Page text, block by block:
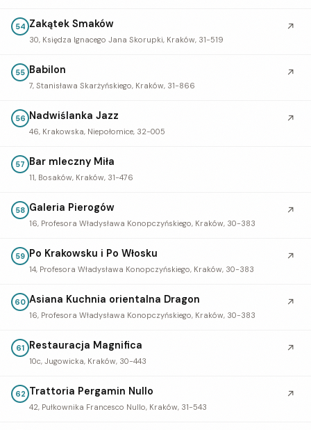
54 Zakątek Smaków
30, Księdza Ignacego Jana Skorupki, Kraków, 31-519
↗
55 Babilon
7, Stanisława Skarżyńskiego, Kraków, 31-866
↗
56 Nadwiślanka Jazz
46, Krakowska, Niepołomice, 32-005
↗
57 Bar mleczny Miła
11, Bosaków, Kraków, 31-476
58 Galeria Pierogów
16, Profesora Władysława Konopczyńskiego, Kraków, 30-383
↗
59 Po Krakowsku i Po Włosku
14, Profesora Władysława Konopczyńskiego, Kraków, 30-383
↗
60 Asiana Kuchnia orientalna Dragon
16, Profesora Władysława Konopczyńskiego, Kraków, 30-383
↗
61 Restauracja Magnifica
10c, Jugowicka, Kraków, 30-443
↗
62 Trattoria Pergamin Nullo
42, Pułkownika Francesco Nullo, Kraków, 31-543
↗